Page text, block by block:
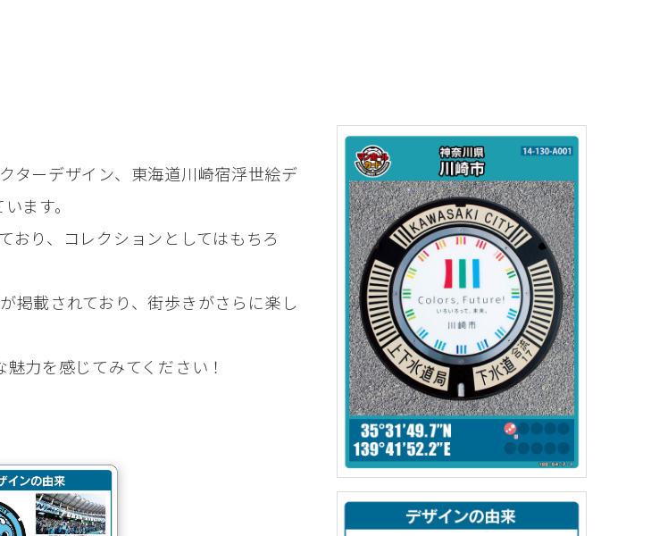
ターデザイン、東海道川崎宿浮世絵デ
ます。
おり、コレクションとしてはもちろ
掲載されており、街歩きがさらに楽し
力を感じてみてください！